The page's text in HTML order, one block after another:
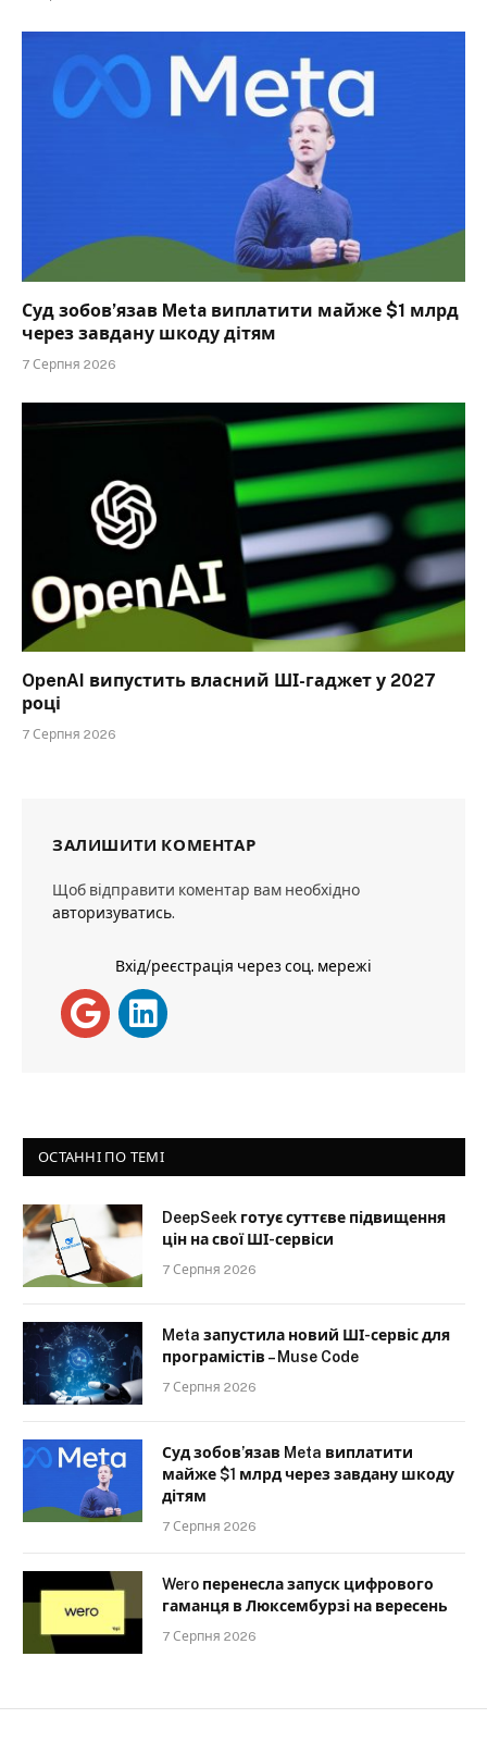
Суд зобов’язав Meta виплатити майже $1 млрд
через завдану шкоду дітям
7 Серпня 2026
OpenAI випустить власний ШІ-гаджет у 2027
році
7 Серпня 2026
ЗАЛИШИТИ КОМЕНТАР
Щоб відправити коментар вам необхідно
авторизуватись.
Вхід/реєстрація через соц. мережі
ОСТАННІ ПО ТЕМІ
DeepSeek готує суттєве підвищення
цін на свої ШІ-сервіси
7 Серпня 2026
Meta запустила новий ШІ-сервіс для
програмістів – Muse Code
7 Серпня 2026
Суд зобов’язав Meta виплатити
майже $1 млрд через завдану шкоду
дітям
7 Серпня 2026
Wero перенесла запуск цифрового
гаманця в Люксембурзі на вересень
7 Серпня 2026